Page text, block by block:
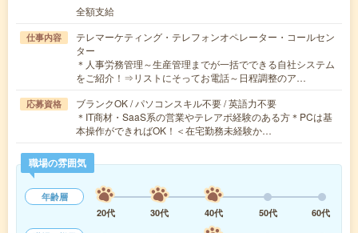
全額支給
仕事内容
テレマーケティング・テレフォンオペレーター・コールセン
ター
＊人事労務管理～生産管理までが一括でできる自社システム
をご紹介！⇒リストにそってお電話～日程調整のア…
応募資格
ブランクOK / パソコンスキル不要 / 英語力不要
＊IT商材・SaaS系の営業やテレアポ経験のある方＊PCは基
本操作ができればOK！＜在宅勤務未経験か…
職場の雰囲気
年齢層
20代
30代 40代 50代
60代